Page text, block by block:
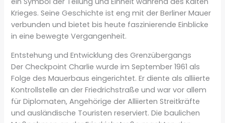
Krieges. Seine Geschichte ist eng mit der Berliner Mauer
verbunden und bietet bis heute faszinierende Einblicke
in eine bewegte Vergangenheit.
Entstehung und Entwicklung des Grenzübergangs
Der Checkpoint Charlie wurde im September 1961 als
Folge des Mauerbaus eingerichtet. Er diente als alliierte
Kontrollstelle an der Friedrichstraße und war vor allem
für Diplomaten, Angehörige der Alliierten Streitkräfte
und ausländische Touristen reserviert. Die baulichen